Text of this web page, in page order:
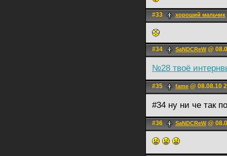
#33 хороший мальчик
#34 SaNDCReW@
№28 твоё
#35 fame @ 08.08.10
#34 ну ни че так
#36 SaNDCReW@